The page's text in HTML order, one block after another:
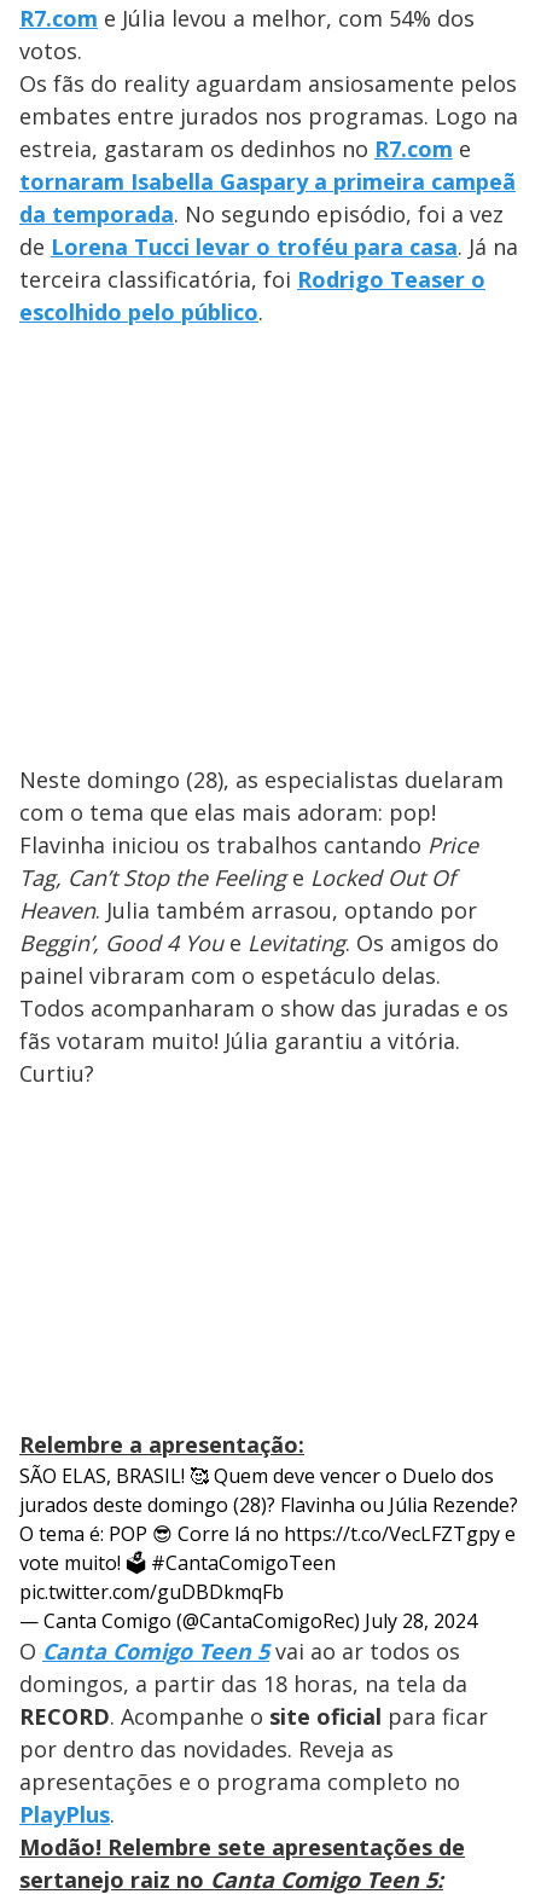
R7.com e Júlia levou a melhor, com 54% dos
votos.
Os fãs do reality aguardam ansiosamente pelos
embates entre jurados nos programas. Logo na
estreia, gastaram os dedinhos no R7.com e
tornaram Isabella Gaspary a primeira campeã
da temporada. No segundo episódio, foi a vez
de Lorena Tucci levar o troféu para casa. Já na
terceira classificatória, foi Rodrigo Teaser o
escolhido pelo público.
Neste domingo (28), as especialistas duelaram
com o tema que elas mais adoram: pop!
Flavinha iniciou os trabalhos cantando Price
Tag, Can’t Stop the Feelinge Locked Out Of
Heaven. Julia também arrasou, optando por
Beggin’, Good 4 You e Levitating. Os amigos do
painel vibraram com o espetáculo delas.
Todos acompanharam o show das juradas e os
fãs votaram muito! Júlia garantiu a vitória.
Curtiu?
Relembre a apresentação:
SÃO ELAS, BRASIL! 🥰 Quem deve vencer o Duelo dos
jurados deste domingo (28)? Flavinha ou Júlia Rezende?
O tema é: POP 😎 Corre lá no https://t.co/VecLFZTgpye
vote muito! 🗳 #CantaComigoTeen
pic.twitter.com/guDBDkmqFb
— Canta Comigo (@CantaComigoRec) July 28, 2024
O Canta Comigo Teen 5 vai ao ar todos os
domingos, a partir das 18 horas, na tela da
RECORD. Acompanhe o site oficial para ficar
por dentro das novidades. Reveja as
apresentações e o programa completo no
PlayPlus.
Modão! Relembre sete apresentações de
sertanejo raiz no Canta Comigo Teen 5: